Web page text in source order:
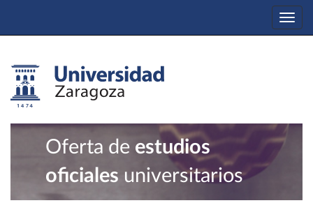
Oferta de estudios
oficiales universitarios